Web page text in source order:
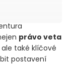
právo veta
také klíčové
postavení